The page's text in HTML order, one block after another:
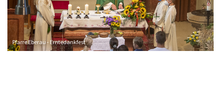
Pfarre Eberau - Erntedankfest